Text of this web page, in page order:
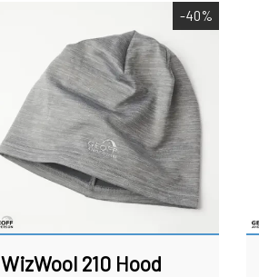
-40%
WizWool 210 Hood